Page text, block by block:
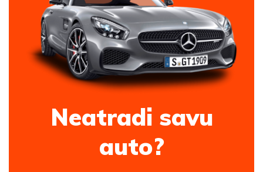
Neatradi savu
auto?